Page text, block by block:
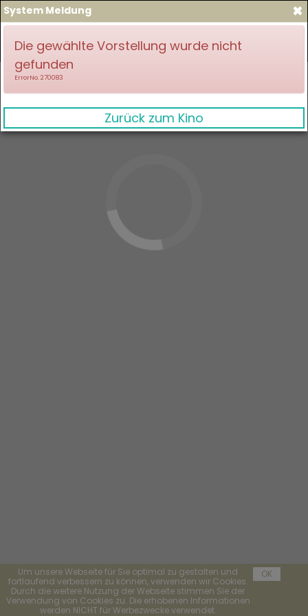
Um unsere Webseite für Sie optimal zu gestalten und
fortlaufend verbessern zu können, verwenden wir Cookies.
Durch die weitere Nutzung der Webseite stimmen Sie der
Verwendung von Cookies zu. Die erhobenen Informationen
werden NICHT für Werbezwecke verwendet.
OK
×
System Meldung
Die gewählte Vorstellung wurde nicht
gefunden
ErrorNo. 270083
Zurück zum Kino